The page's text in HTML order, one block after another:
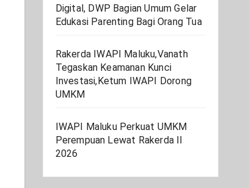
Digital, DWP Bagian Umum Gelar
Edukasi Parenting Bagi Orang Tua
Rakerda IWAPI Maluku,Vanath
Tegaskan Keamanan Kunci
Investasi,Ketum IWAPI Dorong
UMKM
IWAPI Maluku Perkuat UMKM
Perempuan Lewat Rakerda II
2026